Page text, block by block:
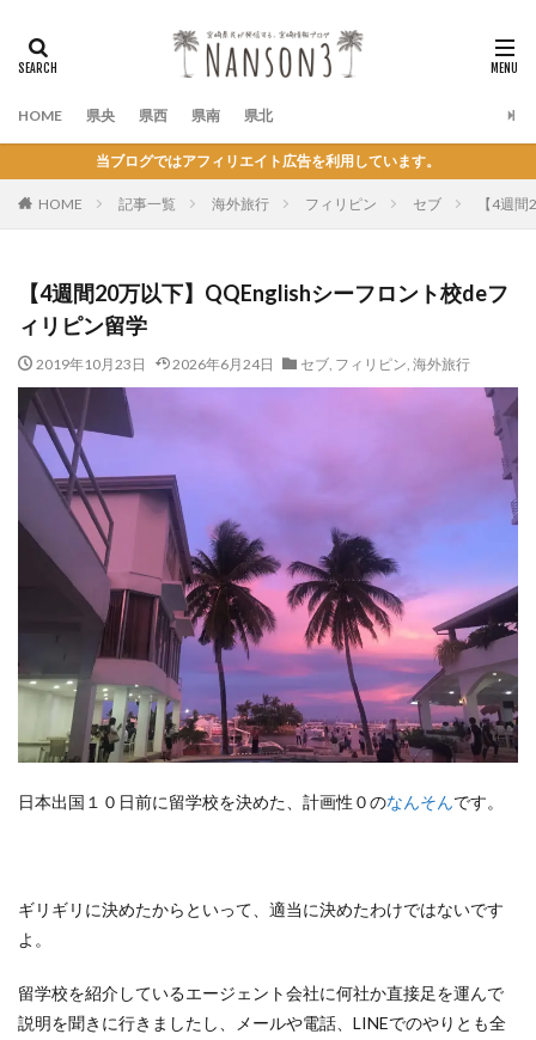
HOME 県央 県西 県南 県北
当ブログではアフィリエイト広告を利用しています。
HOME 記事一覧 海外旅行 フィリピン セブ 【4週
【4週間20万以下】QQEnglishシーフロント校deフ
ィリピン留学
2019年10月23日 2026年6月24日 セブ, フィリピン, 海外旅行
日本出国１０日前に留学校を決めた、計画性０のなんそんです。
ギリギリに決めたからといって、適当に決めたわけではないです
よ。
留学校を紹介しているエージェント会社に何社か直接足を運んで
説明を聞きに行きましたし、メールや電話、LINEでのやりとも全